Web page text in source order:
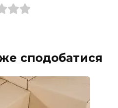
сподобатися